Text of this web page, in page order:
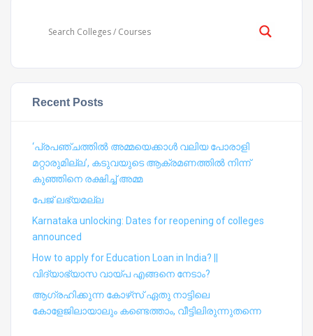
Recent Posts
‘പ്രപഞ്ചത്തില്‍ അമ്മയെക്കാള്‍ വലിയ പോരാളി
മറ്റാരുമില്ല’, കടുവയുടെ ആക്രമണത്തില്‍ നിന്ന്
കുഞ്ഞിനെ രക്ഷിച്ച് അമ്മ
പേജ് ലഭ്യമല്ല
Karnataka unlocking: Dates for reopening of colleges
announced
How to apply for Education Loan in India? ||
വിദ്യാഭ്യാസ വായ്പ എങ്ങനെ നേടാം?
ആഗ്രഹിക്കുന്ന കോഴ്‍സ് ഏതു നാട്ടിലെ
കോളേജിലായാലും കണ്ടെത്താം, വീട്ടിലിരുന്നുതന്നെ